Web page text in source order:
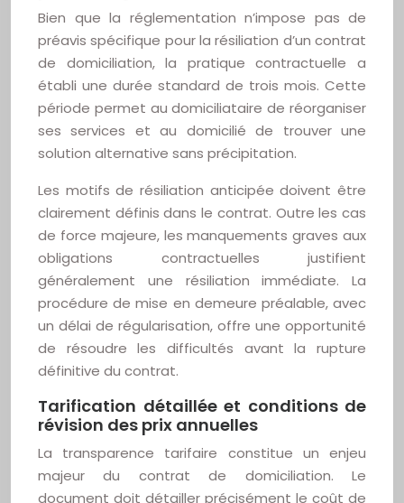
Bien que la réglementation n’impose pas de
préavis spécifique pour la résiliation d’un contrat
de domiciliation, la pratique contractuelle a
établi une durée standard de trois mois. Cette
période permet au domiciliataire de réorganiser
ses services et au domicilié de trouver une
solution alternative sans précipitation.
Les motifs de résiliation anticipée doivent être
clairement définis dans le contrat. Outre les cas
de force majeure, les manquements graves aux
obligations contractuelles justifient
généralement une résiliation immédiate. La
procédure de mise en demeure préalable, avec
un délai de régularisation, offre une opportunité
de résoudre les difficultés avant la rupture
définitive du contrat.
Tarification détaillée et conditions de
révision des prix annuelles
La transparence tarifaire constitue un enjeu
majeur du contrat de domiciliation. Le
document doit détailler précisément le coût de